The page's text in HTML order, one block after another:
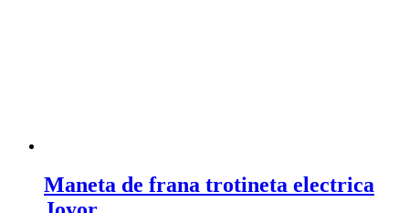
Maneta de frana trotineta electrica